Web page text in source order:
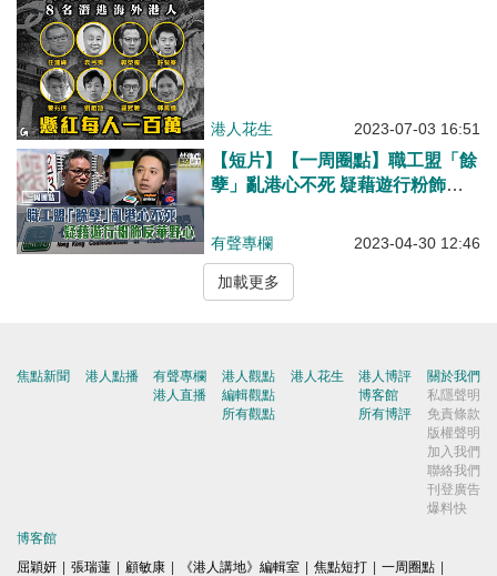
港人花生 2023-07-03 16:51
【短片】【一周圈點】職工盟「餘
孽」亂港心不死 疑藉遊行粉飾反
有聲專欄 2023-04-30 12:46
加載更多
焦點新聞 港人點播
有聲專欄
港人直播
港人觀點
編輯觀點
所有觀點
港人花生
港人博評
博客館
所有博評
關於我們
私隱聲明
免責條款
版權聲明
加入我們
聯絡我們
刊登廣告
爆料快
博客館
屈穎妍 | 張瑞蓮 | 顧敏康 | 《港人講地》編輯室 | 焦點短打 | 一周圈點 |